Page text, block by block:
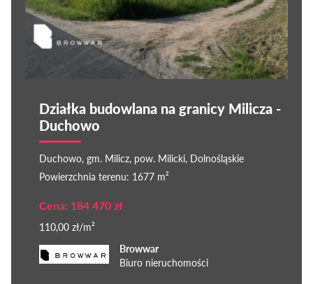
Działka budowlana na granicy Milicza -
Duchowo
Duchowo, gm. Milicz, pow. Milicki, Dolnośląskie
Powierzchnia terenu: 1677 m²
Cena: 184 470 zł
110,00 zł/m²
Browwar
Biuro nieruchomości